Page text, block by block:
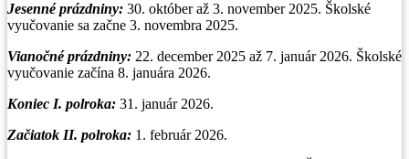
Jesenné prázdniny: 30. október až 3. november 2025. Školské
vyučovanie sa začne 3. novembra 2025.
Vianočné prázdniny: 22. december 2025 až 7. január 2026. Školské
vyučovanie začína 8. januára 2026.
Koniec I. polroka: 31. január 2026.
Začiatok II. polroka: 1. február 2026.